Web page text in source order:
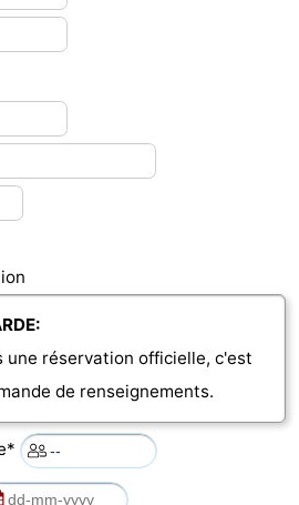
une réservation officielle, c'est
de renseignements.